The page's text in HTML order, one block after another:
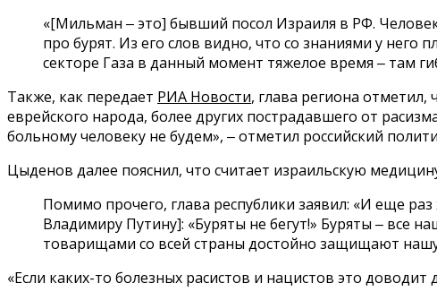
«[Мильман ‒ это] бывший посол Израиля в РФ.
про бурят. Из его слов видно, что со знаниями у него
секторе Газа в данный момент тяжелое время ‒ там
Также, как передает РИА Новости, глава региона
еврейского народа, более других пострадавшего от
больному человеку не будем», ‒ отметил российский
Цыденов далее пояснил, что считает израильскую
Помимо прочего, глава республики заявил: «И еще
Владимиру Путину]: «Буряты не бегут!» Буряты ‒ все
товарищами со всей страны достойно защищают
«Если каких-то болезных расистов и нацистов это